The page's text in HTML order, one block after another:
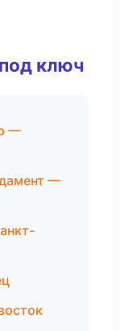
ключ
—
—